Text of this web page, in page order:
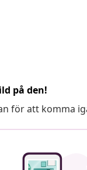
på den!
för att komma